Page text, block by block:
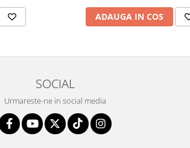
ADAUGA IN COS
SOCIAL
Urmareste-ne in social media